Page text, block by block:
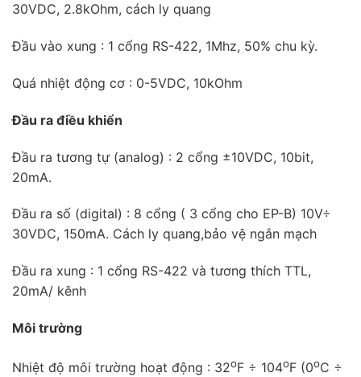
30VDC, 2.8kOhm, cách ly quang
Đầu vào xung : 1 cổng RS-422, 1Mhz, 50% chu kỳ.
Quá nhiệt động cơ : 0-5VDC, 10kOhm
Đầu ra điều khiển
Đầu ra tương tự (analog) : 2 cổng ±10VDC, 10bit,
20mA.
Đầu ra số (digital) : 8 cổng ( 3 cổng cho EP-B) 10V÷
30VDC, 150mA. Cách ly quang,bảo vệ ngắn mạch
Đầu ra xung : 1 cổng RS-422 và tương thích TTL,
20mA/ kênh
Môi trường
Nhiệt độ môi trường hoạt động : 32oF ÷ 104oF (0oC ÷